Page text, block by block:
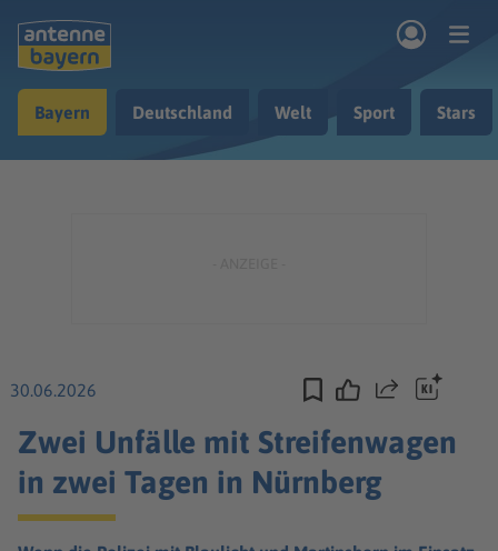
Musik & Radio
Bayern Deutschland Welt Sport Stars
30.06.2026 Teilen
Zwei Unfälle mit Streifenwagen
in zwei Tagen in Nürnberg